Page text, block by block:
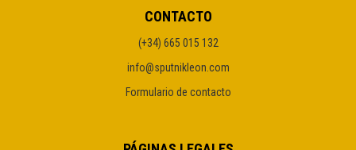
CONTACTO
(+34) 665 015 132
info@sputnikleon.com
Formulario de contacto